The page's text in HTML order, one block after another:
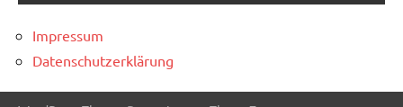
Impressum
Datenschutzerklärung